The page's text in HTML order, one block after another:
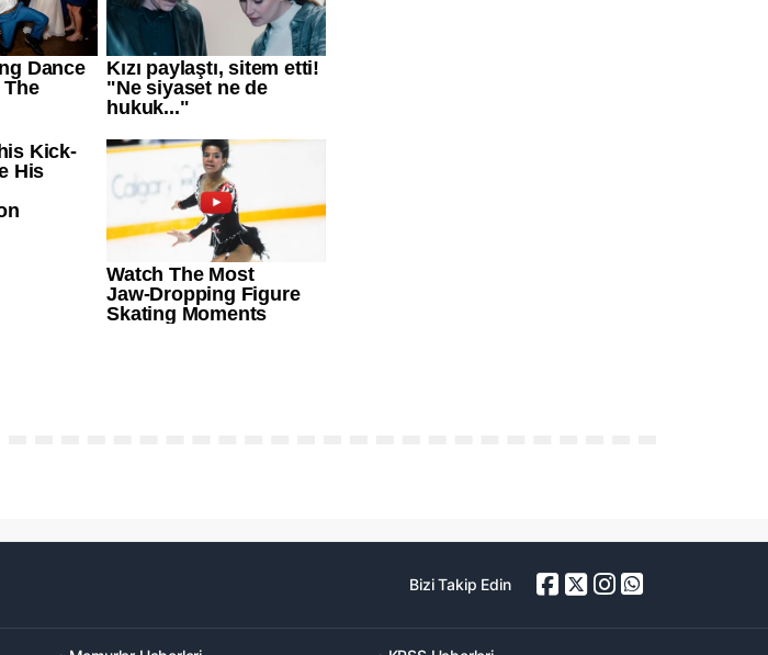
Bizi Takip Edin